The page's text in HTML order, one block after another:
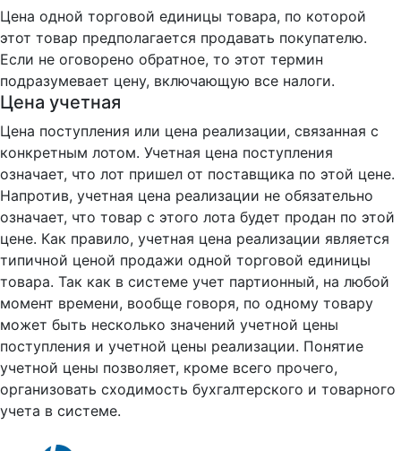
Цена одной торговой единицы товара, по которой
этот товар предполагается продавать покупателю.
Если не оговорено обратное, то этот термин
подразумевает цену, включающую все налоги.
Цена учетная
Цена поступления или цена реализации, связанная с
конкретным лотом. Учетная цена поступления
означает, что лот пришел от поставщика по этой цене.
Напротив, учетная цена реализации не обязательно
означает, что товар с этого лота будет продан по этой
цене. Как правило, учетная цена реализации является
типичной ценой продажи одной торговой единицы
товара. Так как в системе учет партионный, на любой
момент времени, вообще говоря, по одному товару
может быть несколько значений учетной цены
поступления и учетной цены реализации. Понятие
учетной цены позволяет, кроме всего прочего,
организовать сходимость бухгалтерского и товарного
учета в системе.